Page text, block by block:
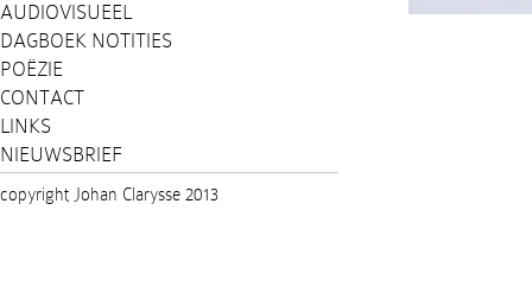
AUDIOVISUEEL
DAGBOEK NOTITIES
POËZIE
CONTACT
LINKS
NIEUWSBRIEF
copyright Johan Clarysse 2013